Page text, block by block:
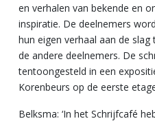
en verhalen van bekende en
inspiratie. De deelnemers
hun eigen verhaal aan de
de andere deelnemers. De
tentoongesteld in een
Korenbeurs op de eerste
Belksma: ‘In het Schrijfcafé